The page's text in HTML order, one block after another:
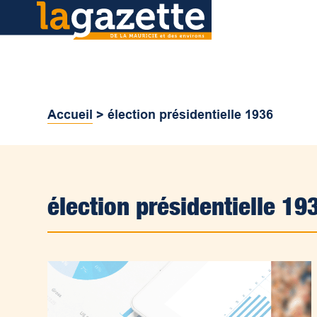
Accueil >élection présidentielle 1936
élection présidentielle